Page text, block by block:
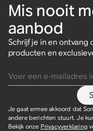
Mis nooit
aanbod
Schrijf je in en ontvang
producten en
Je gaat ermee akkoord dat
andere berichten stuurt. Je
Bekijk onze Privacyverklaring